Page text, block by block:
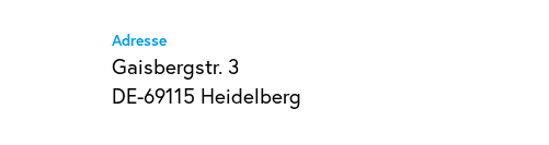
Adresse
Gaisbergstr. 3
DE-69115 Heidelberg